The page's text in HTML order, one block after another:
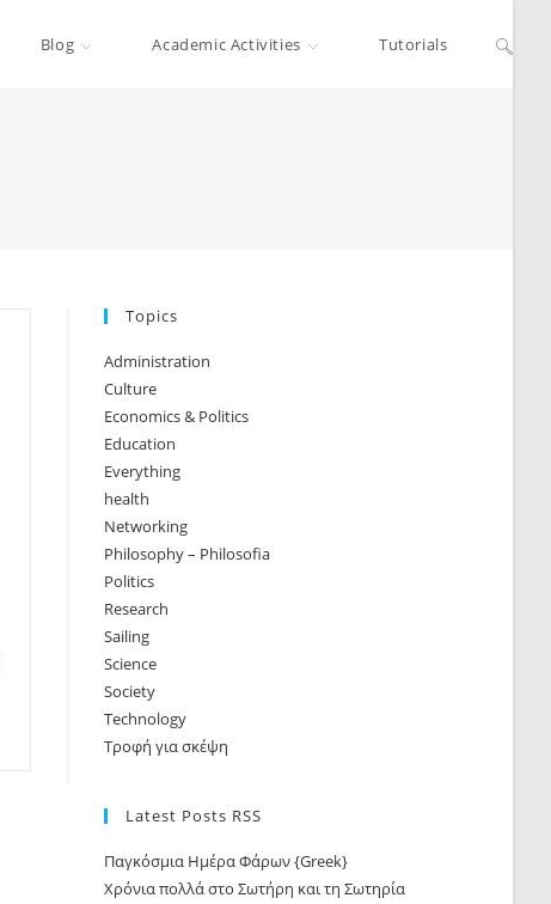
Blog Academic Activities Tutorials
Topics
Administration
Culture
Economics & Politics
Education
Everything
health
Networking
Philosophy – Philosofia
Politics
Research
Sailing
Science
Society
Technology
Τροφή για σκέψη
Latest Posts RSS
Παγκόσμια Ημέρα Φάρων {Greek}
Χρόνια πολλά στο Σωτήρη και τη Σωτηρία